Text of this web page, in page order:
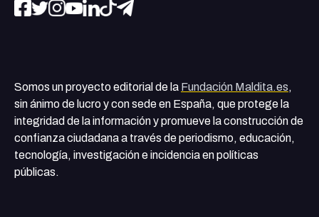
Somos un proyecto editorial de la Fundación Maldita.es,
sin ánimo de lucro y con sede en España, que protege la
integridad de la información y promueve la construcción de
confianza ciudadana a través de periodismo, educación,
tecnología, investigación e incidencia en políticas
públicas.